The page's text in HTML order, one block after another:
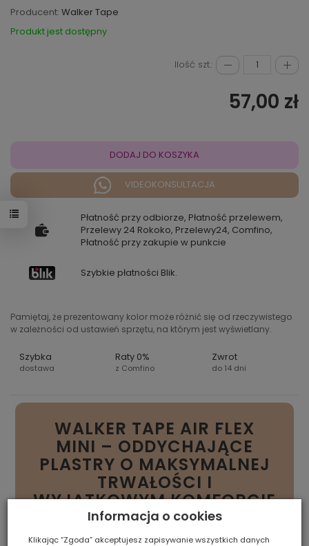
Producent: Walker Tape
Produkt jest dostępny
Ilość szt.:
57,00 zł
DODAJ DO KOSZYKA
VIDEOKONSULTACJA
Płatność przy odbiorze, Płatność przelewem,
Przelewy 24 Rokoko, Przelewy24, Comfino,
Płatność przy zakupie w punkcie
Szybkie płatności Blik.
Pamiętaj, że prezentowany kolor może różnić się od rzeczywistego
w zależności od ustawień sprzętu, na którym jest wyświetlany.
Szybka
dostawa
Raty 0%
z Comfino
Zwrot
do 14 dni
WALKER TAPE AIR FLEX
MINI – ODDYCHAJĄCE
PLASTRY O MAKSYMALNEJ
TRWAŁOŚCI I
WYJĄTKOWYM KOMFORCIE
NOSZENIA
Informacja o cookies
Klikając “Zgoda” akceptujesz zapisywanie wszystkich danych